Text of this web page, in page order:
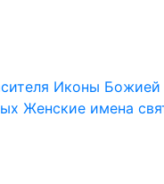
Иконы Божией
Женские имена